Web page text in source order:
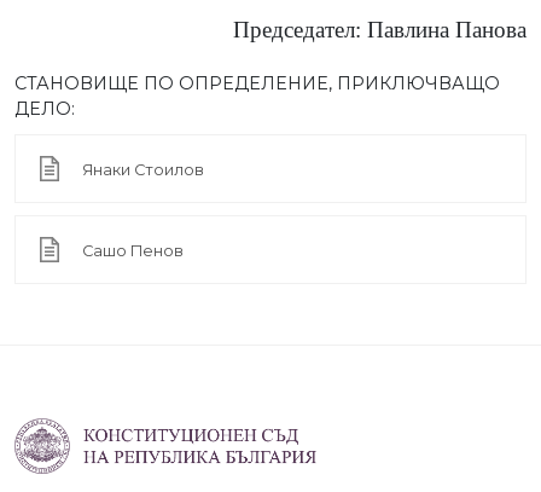
Председател: Павлина Панова
СТАНОВИЩЕ ПО ОПРЕДЕЛЕНИЕ, ПРИКЛЮЧВАЩО
ДЕЛО:
Янаки Стоилов
Сашо Пенов